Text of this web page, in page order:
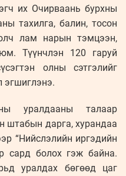
их Очирваань бурхны
тахилга, балин, тосон
лам нарын тэмцээн,
Түүнчлэн 120 гаруй
олны сэтгэлийг
эгшиглэнэ.
уралдааны талаар
штабын дарга, хурандаа
“Нийслэлийн иргэдийн
сард болох гэж байна.
уралдах бөгөөд цаг